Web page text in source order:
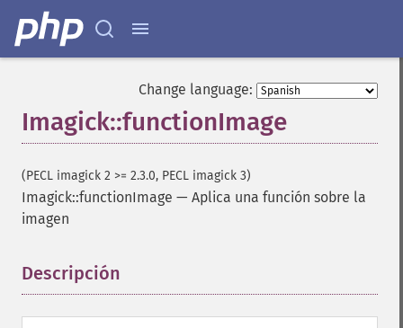
Change language:
Imagick::functionImage
(PECL imagick 2 >= 2.3.0, PECL imagick 3)
Imagick::functionImage — Aplica una función sobre la
imagen
Descripción